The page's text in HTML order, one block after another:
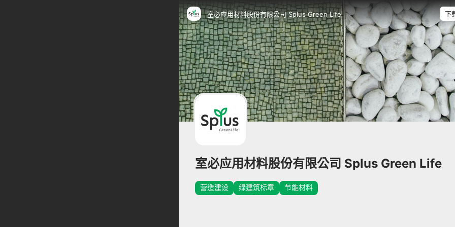
室必应用材料股份有限公司 Splus Green Life 下
室必应用材料股份有限公司 Splus Green Life
营造建设 绿建筑标章 节能材料